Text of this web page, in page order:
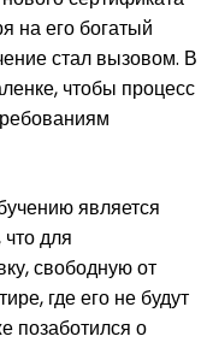
на его богатый
стал вызовом. В
чтобы процесс
является
для
свободную от
где его не будут
позаботился о